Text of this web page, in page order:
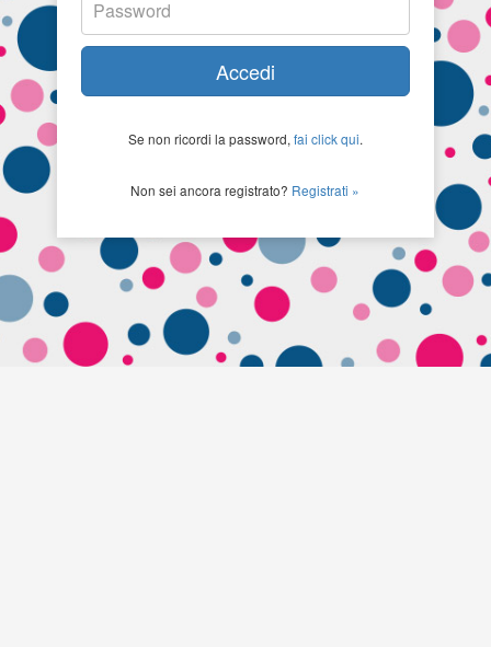
Accedi
Se non ricordi la password, fai click qui.
Non sei ancora registrato? Registrati »